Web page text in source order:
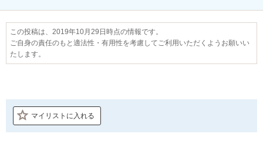
この投稿は、2019年10月29日時点の情報です。
ご自身の責任のもと適法性・有用性を考慮してご利用いただくようお願いい
たします。
マイリストに入れる